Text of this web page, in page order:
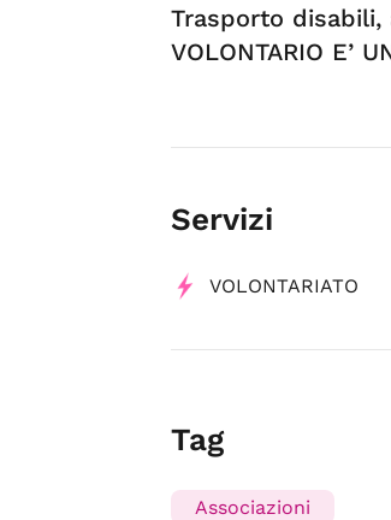
Trasporto disabili,
VOLONTARIO E’
Servizi
VOLONTARIATO
Tag
Associazioni